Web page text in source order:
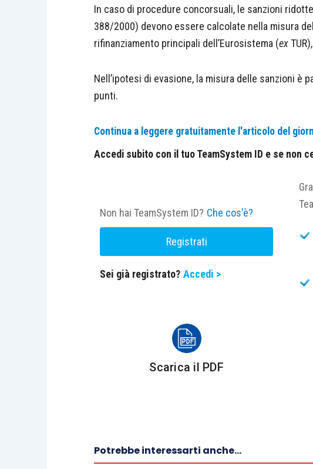
In caso di procedure concorsuali, le sanzioni
388/2000) devono essere calcolate nella misura
rifinanziamento principali dell’Eurosistema (ex
Nell’ipotesi di evasione, la misura delle sanzioni è
punti.
Continua a leggere gratuitamente l'articolo del
Accedi subito con il tuo TeamSystem ID e se non
Non hai TeamSystem ID? Che cos'è?
Registrati
Sei già registrato? Accedi >
Scarica il PDF
Potrebbe interessarti anche...